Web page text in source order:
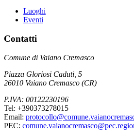
Luoghi
Eventi
Contatti
Comune di Vaiano Cremasco
Piazza Gloriosi Caduti, 5
26010 Vaiano Cremasco (CR)
P.IVA: 00122230196
Tel: +390373278015
Email:
PEC: